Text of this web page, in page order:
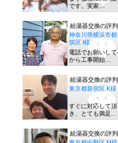
です。実家…
給湯器交換の評判
神奈川県横浜市都
筑区 I様
電話でお願いして
から工事開始…
給湯器交換の評判
東京都新宿区 K様
すぐに対応して頂
き、とても満足…
給湯器交換の評判